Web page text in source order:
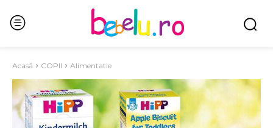
Acasă COPII Alimentatie